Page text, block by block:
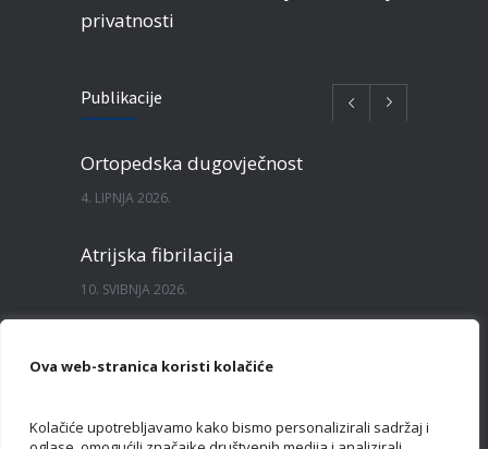
Ova web-stranica koristi kolačiće
Kolačiće upotrebljavamo kako bismo personalizirali sadržaj i
privatnosti
Publikacije
Ortopedska dugovječnost
4. LIPNJA 2026.
Atrijska fibrilacija
10. SVIBNJA 2026.
Je li skupo hraniti se zdravo?